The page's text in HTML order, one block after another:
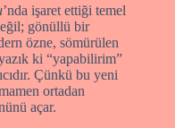
’nda işaret ettiği temel
gönüllü bir
özne, sömürülen
ki “yapabilirim”
Çünkü bu yeni
ortadan
açar.